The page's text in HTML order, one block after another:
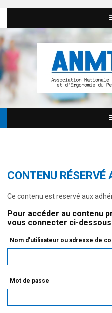
CONTENU RÉSERVÉ
Ce contenu est reservé aux
Pour accéder au contenu
vous connecter ci-
Nom d'utilisateur ou adresse de
Mot de passe